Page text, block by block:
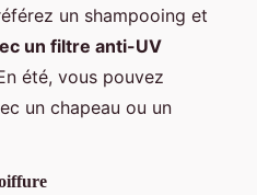
un shampooing et
un filtre anti-UV
été, vous pouvez
un chapeau ou un